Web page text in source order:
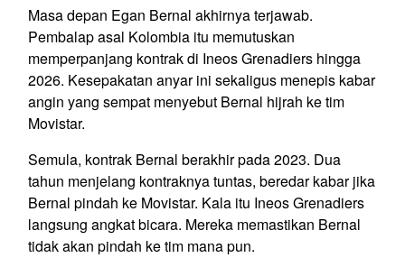
Masa depan Egan Bernal akhirnya terjawab.
Pembalap asal Kolombia itu memutuskan
memperpanjang kontrak di Ineos Grenadiers hingga
2026. Kesepakatan anyar ini sekaligus menepis kabar
angin yang sempat menyebut Bernal hijrah ke tim
Movistar.
Semula, kontrak Bernal berakhir pada 2023. Dua
tahun menjelang kontraknya tuntas, beredar kabar jika
Bernal pindah ke Movistar. Kala itu Ineos Grenadiers
langsung angkat bicara. Mereka memastikan Bernal
tidak akan pindah ke tim mana pun.